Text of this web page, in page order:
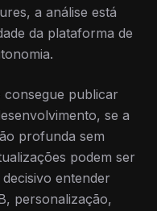
a análise está
da plataforma de
publicar
se a
profunda sem
podem ser
entender
personalização,